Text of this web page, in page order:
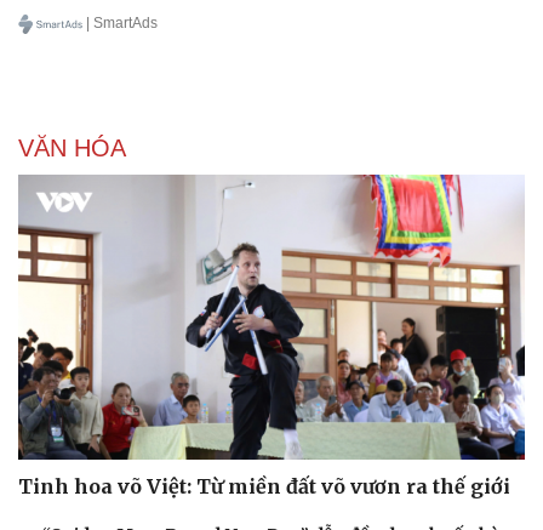
| SmartAds
VĂN HÓA
Tinh hoa võ Việt: Từ miền đất võ vươn ra thế giới